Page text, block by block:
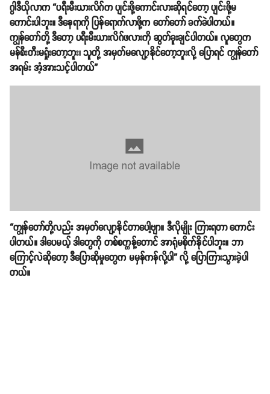
ဂွါဒီယိုလာက “ပရီးမီးယားလိဂ်က ပျင်းဖို့ကောင်းလားဆိုရင်တော့ ပျင်းဖို့မ
ကောင်းပါဘူး။ ဒီနေရာကို ပြန်ရောက်လာဖို့က တော်တော် ခက်ခဲပါတယ်။
ကျွန်တော်တို့ ဒီတော့ ပရီးမီးယားလိဂ်ဖလားကို ဆွတ်ခူးချင်ပါတယ်။ လူတွေက
မန်စီးတီးမရှုံးတော့ဘူး၊ သူတို့ အမှတ်မလျော့နိုင်တော့ဘူးလို့ ပြောရင် ကျွန်တော်
အရမ်း အံ့အားသင့်ပါတယ်”
“ကျွန်တော်တို့လည်း အမှတ်လျော့နိုင်တာပေါ့ဗျာ။ ဒီလိုမျိုး ကြားရတာ ကောင်း
ပါတယ်။ ဒါပေမယ့် ဒါတွေကို တစ်စက္ကန့်တောင် အာရုံမစိုက်နိုင်ပါဘူး။ ဘာ
ကြောင့်လဲဆိုတော့ ဒီပြောဆိုမှုတွေက မမှန်ကန်လို့ပါ” လို့ ပြောကြားသွားခဲ့ပါ
တယ်။